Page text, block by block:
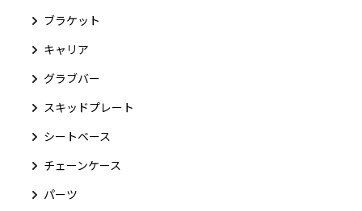
ブラケット
キャリア
グラブバー
スキッドプレート
シートベース
チェーンケース
パーツ